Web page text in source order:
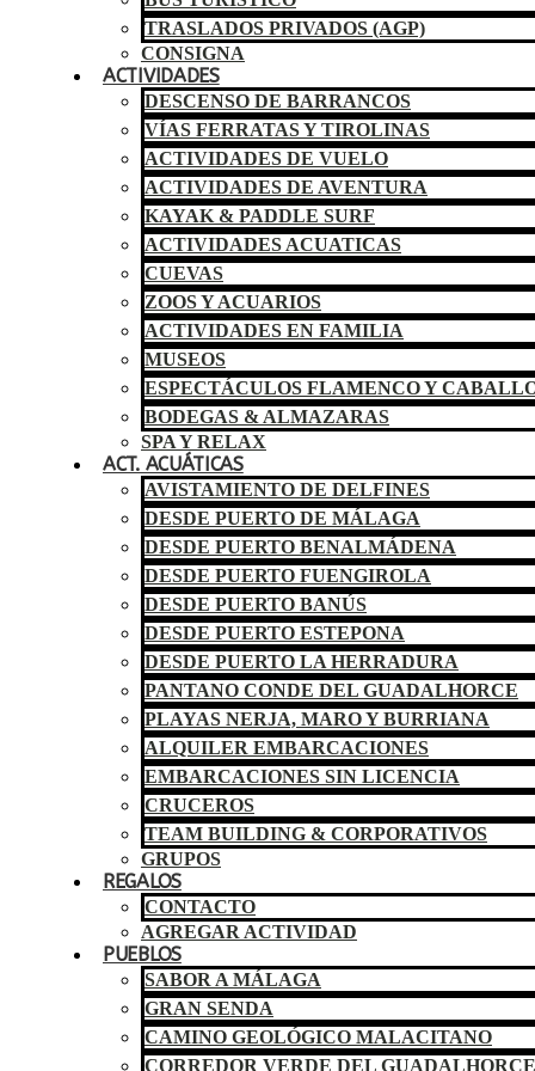
TRASLADOS PRIVADOS (AGP)
CONSIGNA
ACTIVIDADES
DESCENSO DE BARRANCOS
VÍAS FERRATAS Y TIROLINAS
ACTIVIDADES DE VUELO
ACTIVIDADES DE AVENTURA
KAYAK & PADDLE SURF
ACTIVIDADES ACUATICAS
CUEVAS
ZOOS Y ACUARIOS
ACTIVIDADES EN FAMILIA
MUSEOS
ESPECTÁCULOS FLAMENCO Y
BODEGAS & ALMAZARAS
SPA Y RELAX
ACT. ACUÁTICAS
AVISTAMIENTO DE DELFINES
DESDE PUERTO DE MÁLAGA
DESDE PUERTO BENALMÁDENA
DESDE PUERTO FUENGIROLA
DESDE PUERTO BANÚS
DESDE PUERTO ESTEPONA
DESDE PUERTO LA HERRADURA
PANTANO CONDE DEL GUADALHORCE
PLAYAS NERJA, MARO Y BURRIANA
ALQUILER EMBARCACIONES
EMBARCACIONES SIN LICENCIA
CRUCEROS
TEAM BUILDING & CORPORATIVOS
GRUPOS
REGALOS
CONTACTO
AGREGAR ACTIVIDAD
PUEBLOS
SABOR A MÁLAGA
GRAN SENDA
CAMINO GEOLÓGICO MALACITANO
CORREDOR VERDE DEL GUADALHORCE